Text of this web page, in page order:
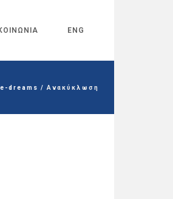
ENG
e-dreams / Ανακύκλωση